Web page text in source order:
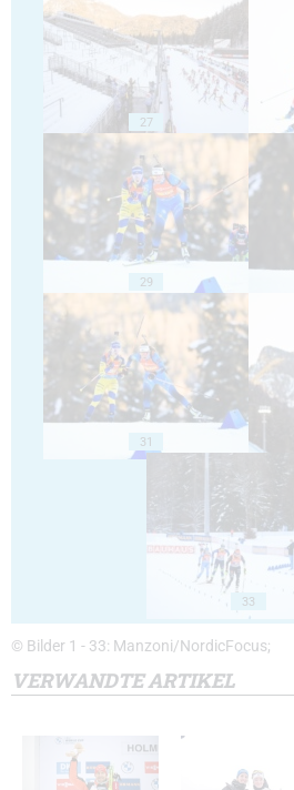
27
29
31
33
© Bilder 1 - 33: Manzoni/NordicFocus;
VERWANDTE ARTIKEL